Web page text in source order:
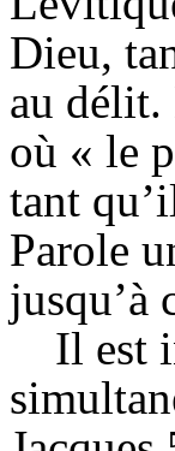
Dieu,
au délit.
où « le
tant
Parole
jusqu’à
Il est